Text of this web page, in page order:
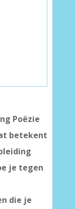
Poëzie
betekent
je tegen
die je